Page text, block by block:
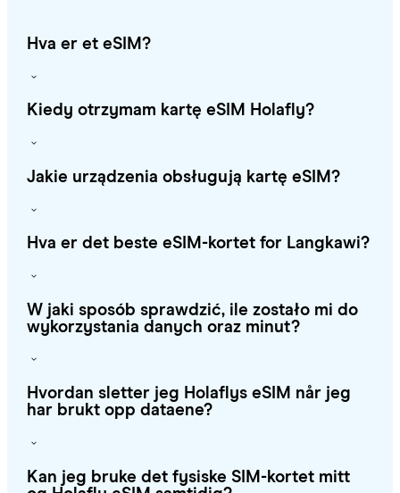
Hva er et eSIM?
Kiedy otrzymam kartę eSIM Holafly?
Jakie urządzenia obsługują kartę eSIM?
Hva er det beste eSIM-kortet for Langkawi?
W jaki sposób sprawdzić, ile zostało mi do
wykorzystania danych oraz minut?
Hvordan sletter jeg Holaflys eSIM når jeg
har brukt opp dataene?
Kan jeg bruke det fysiske SIM-kortet mitt